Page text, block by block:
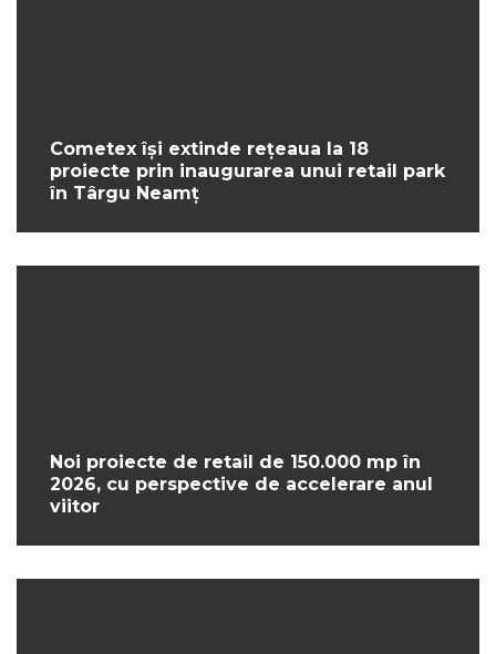
Cometex își extinde rețeaua la 18
proiecte prin inaugurarea unui retail park
în Târgu Neamț
Noi proiecte de retail de 150.000 mp în
2026, cu perspective de accelerare anul
viitor